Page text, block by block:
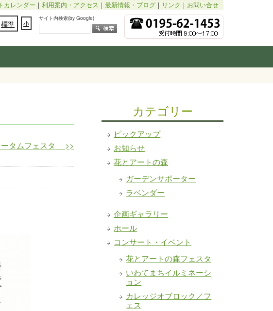
カレンダー｜利用案内・アクセス｜最新情報・ブログ｜リンク｜お問い合せ
サイト内検索(by Google)
標準 小
タムフェスタ >>
カテゴリー
ピックアップ
お知らせ
花とアートの森
ガーデンサポーター
ラベンダー
企画ギャラリー
ホール
コンサート・イベント
花とアートの森フェスタ
いわてまちイルミネーシ
ョン
カレッジオブロック／フ
ェス